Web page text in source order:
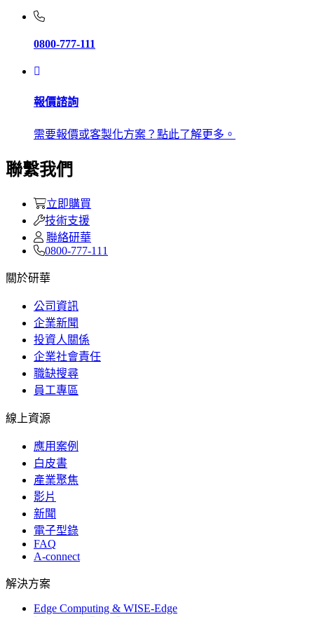
0800-777-111
報價諮詢
需要報價或客製化方案？點此了解更多。
聯繫我們
立即購買
技術支援
聯絡研華
0800-777-111
關於研華
公司資訊
企業新聞
投資人關係
企業社會責任
職缺搜尋
員工專區
線上資源
應用案例
白皮書
產業聚焦
影片
新聞
電子型錄
FAQ
A-connect
解決方案
Edge Computing & WISE-Edge